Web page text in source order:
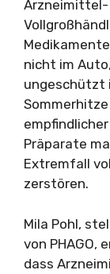
Arzneimittel-
nicht im
ungeschützt
empfindlicher
Präparate
Extremfall
zerstören.
Mila Pohl,
von PHAGO,
dass